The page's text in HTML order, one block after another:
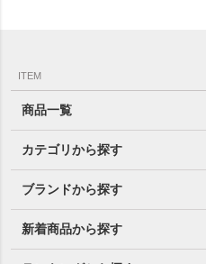
ITEM
商品一覧
カテゴリから探す
ブランドから探す
新着商品から探す